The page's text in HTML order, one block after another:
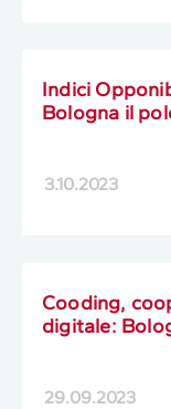
Indici
Bologna il
3.10.2023
Cooding,
digitale:
29.09.2023